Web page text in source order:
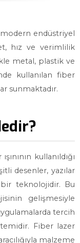
modern endüstriyel
hız ve verimlilik
metal, plastik ve
kullanılan fiber
sunmaktadır.
kullanıldığı
desenler, yazılar
bir teknolojidir. Bu
gelişmesiyle
tercih
Fiber lazer
malzeme